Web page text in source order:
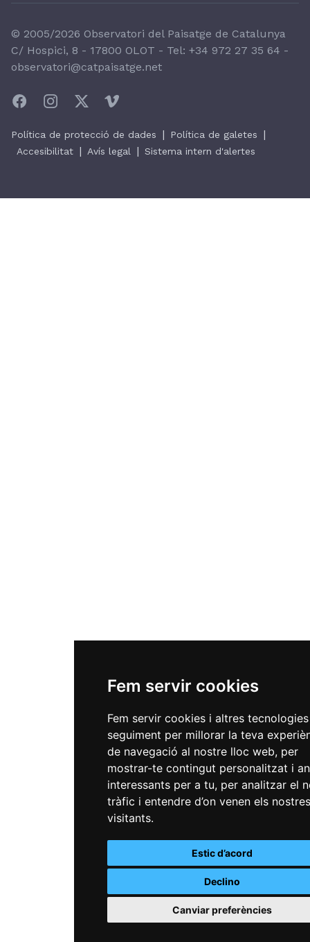
Fem servir cookies
Fem servir cookies i altres
seguiment per millorar la teva
de navegació al nostre lloc web, per
mostrar-te contingut personalitzat i
interessants per a tu, per analitzar el
tràfic i entendre d’on venen els nostres
visitants.
Estic d’acord
Declino
Canviar preferències
© 2005/2026 Observatori del Paisatge de Catalunya
C/ Hospici, 8 - 17800 OLOT - Tel: +34 972 27 35 64 -
observatori@catpaisatge.net
Política de protecció de dades | Política de galetes |
Accesibilitat | Avís legal | Sistema intern d'alertes